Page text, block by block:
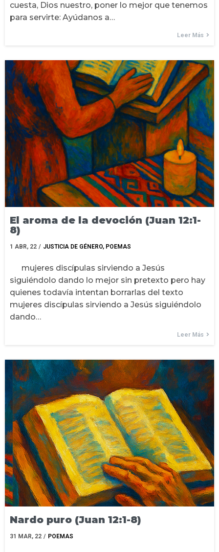
cuesta, Dios nuestro, poner lo mejor que tenemos
para servirte: Ayúdanos a…
Leer Más
El aroma de la devoción (Juan 12:1-
8)
1 ABR, 22 / JUSTICIA DE GÉNERO POEMAS
mujeres discípulas sirviendo a Jesús
siguiéndolo dando lo mejor sin pretexto pero hay
quienes todavía intentan borrarlas del texto
mujeres discípulas sirviendo a Jesús siguiéndolo
dando…
Leer Más
Nardo puro (Juan 12:1-8)
31 MAR, 22 / POEMAS